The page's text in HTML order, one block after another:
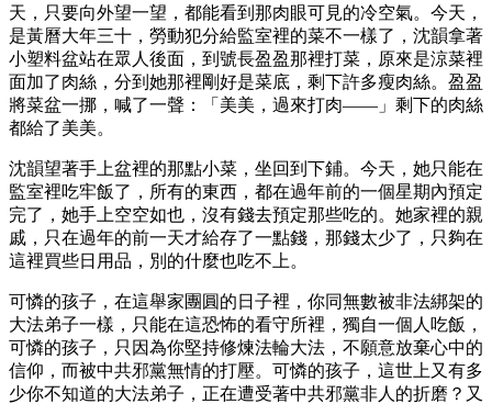
天，只要向外望一望，都能看到那肉眼可見的冷空氣。今天，
是黃曆大年三十，勞動犯分給監室裡的菜不一樣了，沈韻拿著
小塑料盆站在眾人後面，到號長盈盈那裡打菜，原來是涼菜裡
面加了肉絲，分到她那裡剛好是菜底，剩下許多瘦肉絲。盈盈
將菜盆一挪，喊了一聲：「美美，過來打肉——」剩下的肉絲
都給了美美。
沈韻望著手上盆裡的那點小菜，坐回到下鋪。今天，她只能在
監室裡吃牢飯了，所有的東西，都在過年前的一個星期內預定
完了，她手上空空如也，沒有錢去預定那些吃的。她家裡的親
戚，只在過年的前一天才給存了一點錢，那錢太少了，只夠在
這裡買些日用品，別的什麼也吃不上。
可憐的孩子，在這舉家團圓的日子裡，你同無數被非法綁架的
大法弟子一樣，只能在這恐怖的看守所裡，獨自一個人吃飯，
可憐的孩子，只因為你堅持修煉法輪大法，不願意放棄心中的
信仰，而被中共邪黨無情的打壓。可憐的孩子，這世上又有多
少你不知道的大法弟子，正在遭受著中共邪黨非人的折磨？又